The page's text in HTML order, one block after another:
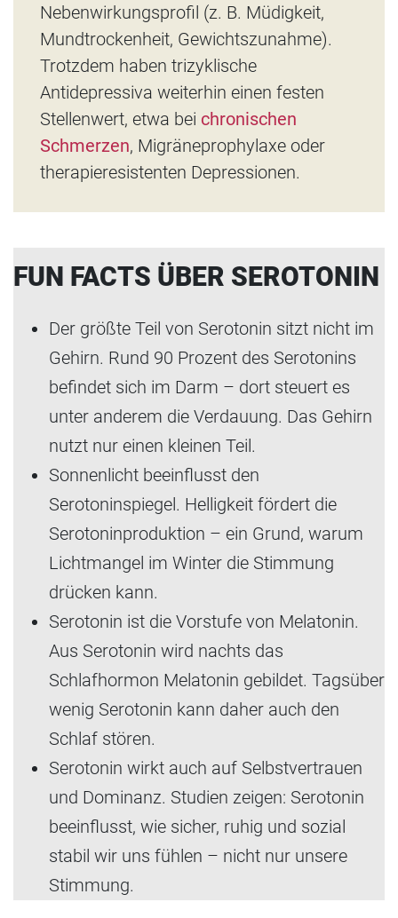
Nebenwirkungsprofil (z. B. Müdigkeit,
Mundtrockenheit, Gewichtszunahme).
Trotzdem haben trizyklische
Antidepressiva weiterhin einen festen
Stellenwert, etwa bei chronischen
Schmerzen, Migräneprophylaxe oder
therapieresistenten Depressionen.
FUN FACTS ÜBER SEROTONIN
Der größte Teil von Serotonin sitzt nicht im
Gehirn. Rund 90 Prozent des Serotonins
befindet sich im Darm – dort steuert es
unter anderem die Verdauung. Das Gehirn
nutzt nur einen kleinen Teil.
Sonnenlicht beeinflusst den
Serotoninspiegel. Helligkeit fördert die
Serotoninproduktion – ein Grund, warum
Lichtmangel im Winter die Stimmung
drücken kann.
Serotonin ist die Vorstufe von Melatonin.
Aus Serotonin wird nachts das
Schlafhormon Melatonin gebildet. Tagsüber
wenig Serotonin kann daher auch den
Schlaf stören.
Serotonin wirkt auch auf Selbstvertrauen
und Dominanz. Studien zeigen: Serotonin
beeinflusst, wie sicher, ruhig und sozial
stabil wir uns fühlen – nicht nur unsere
Stimmung.